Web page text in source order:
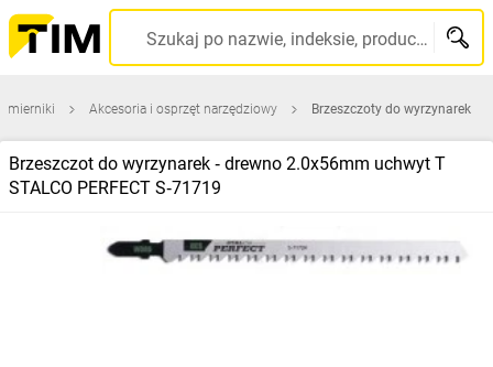
Szukaj po nazwie, indeksie, producencie, kodzie kreskowym...
mierniki Akcesoria i osprzęt narzędziowy Brzeszczoty do wyrzynarek
Brzeszczot do wyrzynarek ‑ drewno 2.0x56mm uchwyt T
STALCO PERFECT S‑71719